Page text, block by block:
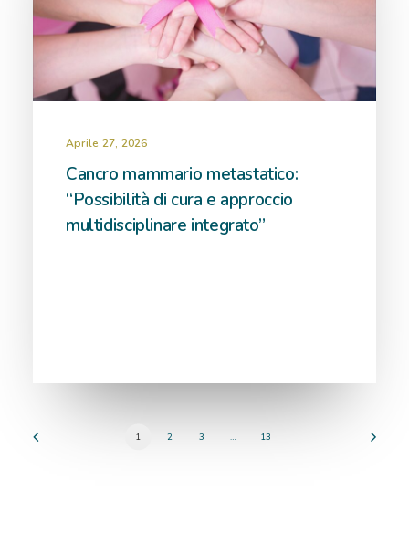
Aprile 27, 2026
Cancro mammario metastatico:
“Possibilità di cura e approccio
multidisciplinare integrato”
1 2 3 … 13